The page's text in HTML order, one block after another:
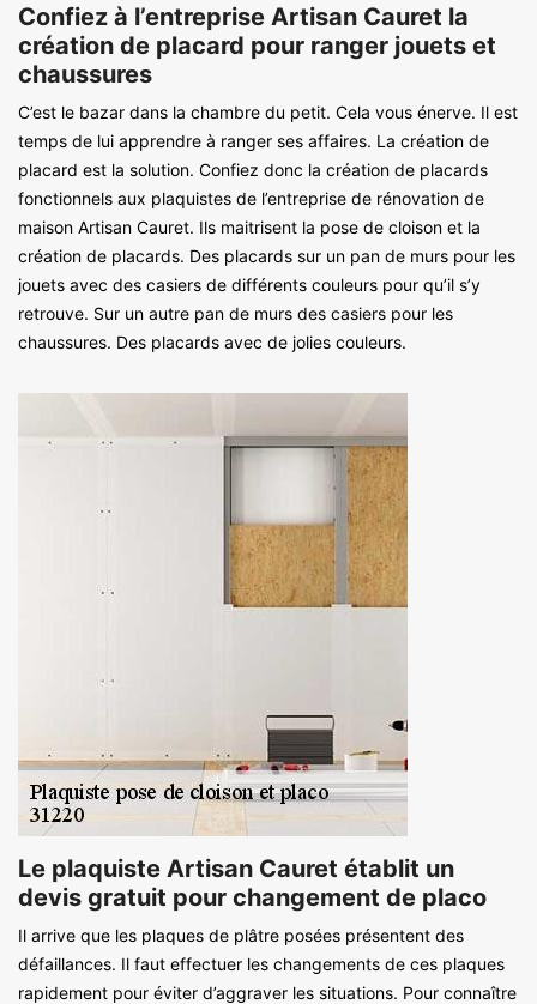
Confiez à l’entreprise Artisan Cauret la
création de placard pour ranger jouets et
chaussures
C’est le bazar dans la chambre du petit. Cela vous énerve. Il est
temps de lui apprendre à ranger ses affaires. La création de
placard est la solution. Confiez donc la création de placards
fonctionnels aux plaquistes de l’entreprise de rénovation de
maison Artisan Cauret. Ils maitrisent la pose de cloison et la
création de placards. Des placards sur un pan de murs pour les
jouets avec des casiers de différents couleurs pour qu’il s’y
retrouve. Sur un autre pan de murs des casiers pour les
chaussures. Des placards avec de jolies couleurs.
Le plaquiste Artisan Cauret établit un
devis gratuit pour changement de placo
Il arrive que les plaques de plâtre posées présentent des
défaillances. Il faut effectuer les changements de ces plaques
rapidement pour éviter d’aggraver les situations. Pour connaître